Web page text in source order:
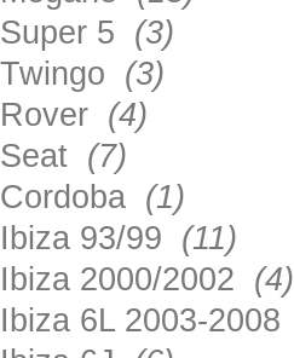
Super 5 (3)
Twingo (3)
Rover (4)
Seat (7)
Cordoba (1)
Ibiza 93/99 (11)
Ibiza 2000/2002 (4)
Ibiza 6L 2003-2008